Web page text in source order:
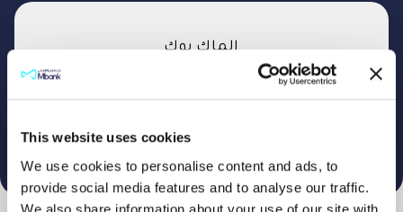
This website uses cookies
We use cookies to personalise content and ads, to
provide social media features and to analyse our traffic.
We also share information about your use of our site with
الماك بوك
على جهاز ماك بوك برو المزود بخاصة التعريف
باللمس، اذهب إلى تفضيلات النظام، واختر